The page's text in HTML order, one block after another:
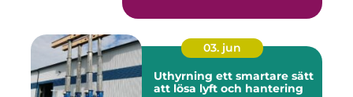
03. jun
Uthyrning ett smartare sätt
att lösa lyft och hantering